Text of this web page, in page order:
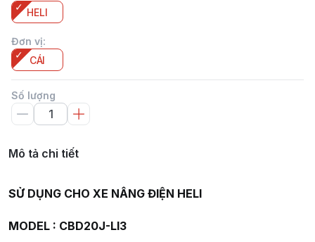
HELI
Đơn vị:
CÁI
Số lượng
Mô tả chi tiết
SỬ DỤNG CHO XE NÂNG ĐIỆN HELI
MODEL : CBD20J-LI3